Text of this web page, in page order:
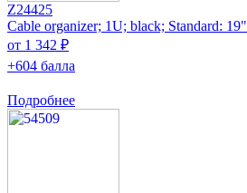
Z24425
Cable organizer; 1U; black; Standard: 19"
от 1 342 ₽
+604 балла
Подробнее